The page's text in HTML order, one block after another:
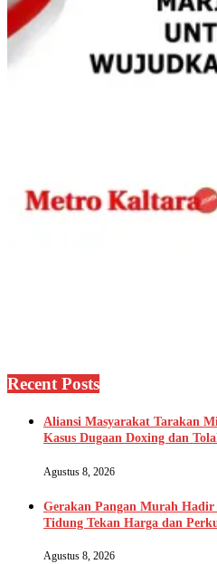
Recent Posts
Aliansi Masyarakat Tarakan
Kasus Dugaan Doxing dan
Agustus 8, 2026
Gerakan Pangan Murah Hadir
Tidung Tekan Harga dan
Agustus 8, 2026